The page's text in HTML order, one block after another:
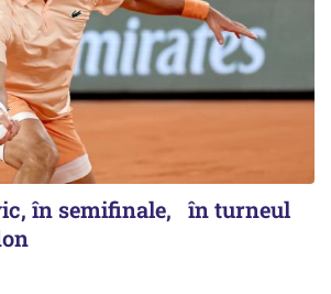
în semifinale, în turneul